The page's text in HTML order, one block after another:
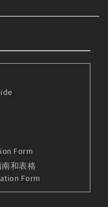
Form
和表格
Form